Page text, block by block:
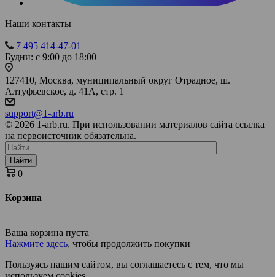
Наши контакты
7 495 414-47-01
Будни: с 9:00 до 18:00
127410, Москва, муниципальный округ Отрадное, ш.
Алтуфьевское, д. 41А, стр. 1
support@1-arb.ru
© 2026 1-arb.ru. При использовании материалов сайта ссылка
на первоисточник обязательна.
Найти
0
Корзина
Ваша корзина пуста
Нажмите здесь, чтобы продолжить покупки
Пользуясь нашим сайтом, вы соглашаетесь с тем, что мы